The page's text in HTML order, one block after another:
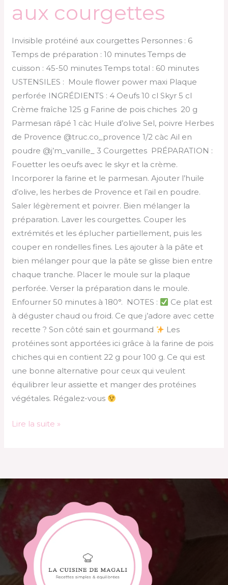
aux courgettes
Invisible protéiné aux courgettes Personnes : 6
Temps de préparation : 10 minutes Temps de
cuisson : 45-50 minutes Temps total : 60 minutes
USTENSILES : Moule flower power maxi Plaque
perforée INGRÉDIENTS : 4 Oeufs 10 cl Skyr 5 cl
Crème fraîche 125 g Farine de pois chiches 20 g
Parmesan râpé 1 càc Huile d’olive Sel, poivre Herbes
de Provence @truc.co_provence 1/2 càc Ail en
poudre @j’m_vanille_ 3 Courgettes PRÉPARATION :
Fouetter les oeufs avec le skyr et la crème.
Incorporer la farine et le parmesan. Ajouter l’huile
d’olive, les herbes de Provence et l’ail en poudre.
Saler légèrement et poivrer. Bien mélanger la
préparation. Laver les courgettes. Couper les
extrémités et les éplucher partiellement, puis les
couper en rondelles fines. Les ajouter à la pâte et
bien mélanger pour que la pâte se glisse bien entre
chaque tranche. Placer le moule sur la plaque
perforée. Verser la préparation dans le moule.
Enfourner 50 minutes à 180°. NOTES :
Ce plat est
à déguster chaud ou froid. Ce que j’adore avec cette
recette ? Son côté sain et gourmand
Les
protéines sont apportées ici grâce à la farine de pois
chiches qui en contient 22 g pour 100 g. Ce qui est
une bonne alternative pour ceux qui veulent
équilibrer leur assiette et manger des protéines
végétales. Régalez-vous
Lire la suite »